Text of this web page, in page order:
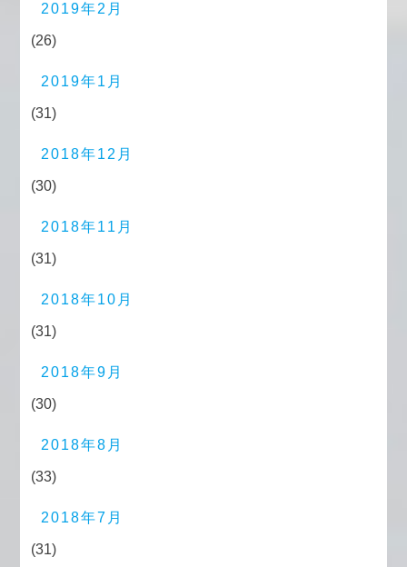
2019年2月
(26)
2019年1月
(31)
2018年12月
(30)
2018年11月
(31)
2018年10月
(31)
2018年9月
(30)
2018年8月
(33)
2018年7月
(31)